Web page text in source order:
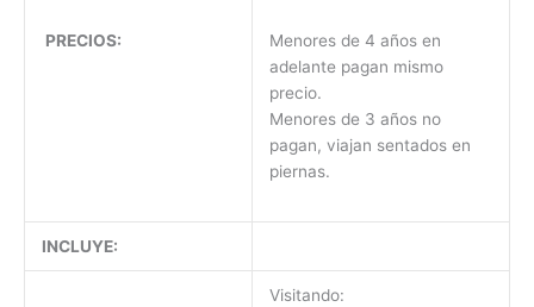
PRECIOS:
Menores de 4 años en
adelante pagan mismo
precio.
Menores de 3 años no
pagan, viajan sentados en
piernas.
INCLUYE:
Visitando: